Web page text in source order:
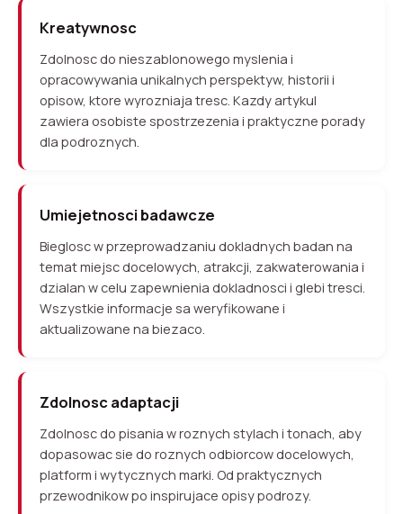
Kreatywnosc
Zdolnosc do nieszablonowego myslenia i
opracowywania unikalnych perspektyw, historii i
opisow, ktore wyrozniaja tresc. Kazdy artykul
zawiera osobiste spostrzezenia i praktyczne porady
dla podroznych.
Umiejetnosci badawcze
Bieglosc w przeprowadzaniu dokladnych badan na
temat miejsc docelowych, atrakcji, zakwaterowania i
dzialan w celu zapewnienia dokladnosci i glebi tresci.
Wszystkie informacje sa weryfikowane i
aktualizowane na biezaco.
Zdolnosc adaptacji
Zdolnosc do pisania w roznych stylach i tonach, aby
dopasowac sie do roznych odbiorcow docelowych,
platform i wytycznych marki. Od praktycznych
przewodnikow po inspirujace opisy podrozy.